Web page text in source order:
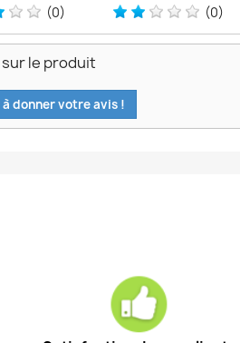
(0) (0)
le produit
donner votre avis !